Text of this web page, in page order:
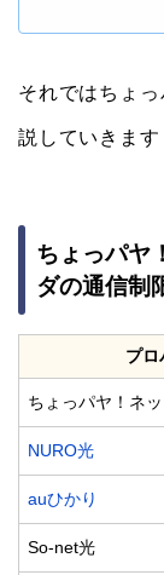
それではちょ
説していきます
ちょっパヤ
ダの通信制
プロ
ちょっパヤ！ネッ
NURO光
auひかり
So-net光